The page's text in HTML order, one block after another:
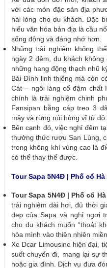
với các món đặc sản địa
hài lòng cho du khách. Đặc
hiểu văn hóa bản địa là cầu
sống động và đáng nhớ hơn.
Những trải nghiệm không
ngày 2 đêm, du khách
những hang động thạch nhũ
Bái Đính linh thiêng mà còn
Cát – ngôi làng cổ đậm chất
chính là trải nghiệm chinh
Fansipan bằng cáp treo 3
mây và rừng núi hùng vĩ từ độ
Bên cạnh đó, việc nghỉ đêm
thưởng thức rượu San Lùng,
trong không khí vùng cao là
có thể thay thế được.
Tour Sapa 5N4Đ | Phố cổ
Tour Sapa 5N4Đ | Phố cổ
trải nghiệm dài hơi, đủ thời
đẹp của Sapa và nghỉ ngơi
cho du khách muốn “thoát
hòa mình vào thiên nhiên
Xe Dcar Limousine hiện đại,
suốt chuyến đi, mang lại sự
hoặc gia đình. Dịch vụ đưa